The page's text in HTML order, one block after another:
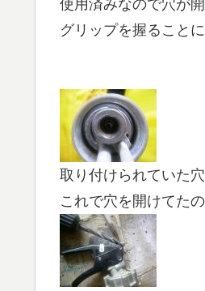
使用済みなので穴が開
グリップを握ること
取り付けられていた
これで穴を開けてたの